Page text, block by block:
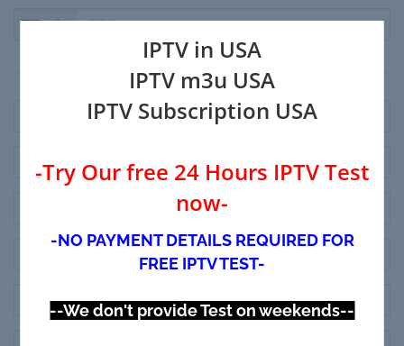
IPTV in USA
IPTV m3u USA
IPTV Subscription USA
-Try Our free 24 Hours IPTV Test
now-
-NO PAYMENT DETAILS REQUIRED FOR
FREE IPTV TEST-
--We don't provide Test on weekends--
+1
Adresse de facturation